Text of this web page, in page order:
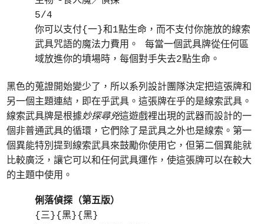
5/4
你可以支付{一}和1點生命，而不支付你施放的線索
武具咒語的魔法力費用。 每當一個武具牌從任何區
域放進你的墳場時，每個對手失去2點生命。
黑色的蒐證開始變少了，所以系列設計團隊決定把這張牌和
另一個主題連結，即在乎武具。這張牌在乎的是線索武具。
線索武具牌是根據妙探尋兇這遊戲裡出現的武器而設計的一
個非普通武具的循環，它們除了是武具之外也是線索。第一
個異能特別提到線索武具來鼓勵你使用它，但第二個異能就
比較廣泛，讓它可以和任何武具運作，使這張牌可以在較大
的主題中使用。
俐落偵探（第五版）
{三}{黑}{黑}